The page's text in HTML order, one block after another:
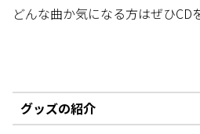
どんな曲か気になる方はぜひCD
グッズの紹介